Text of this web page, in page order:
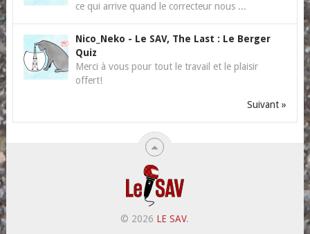
ce qui arrive quand le correcteur nous ...
Nico_Neko - Le SAV, The Last : Le Berger
Quiz
Merci à vous pour tout le travail et le plaisir
offert!
Suivant »
© 2026 LE SAV.